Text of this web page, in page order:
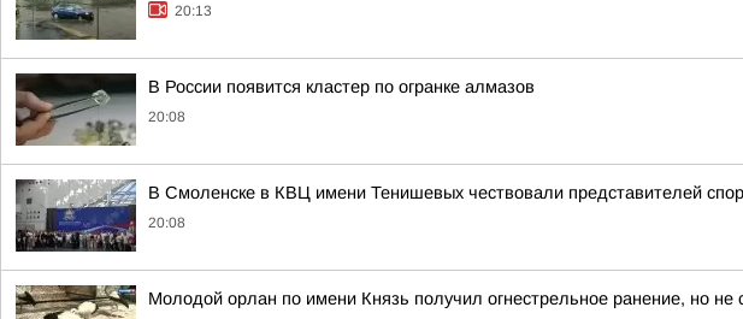
20:13
В России появится кластер по огранке алмазов
20:08
В Смоленске в КВЦ имени Тенишевых чествовали представителей
20:08
Молодой орлан по имени Князь получил огнестрельное ранение, но не